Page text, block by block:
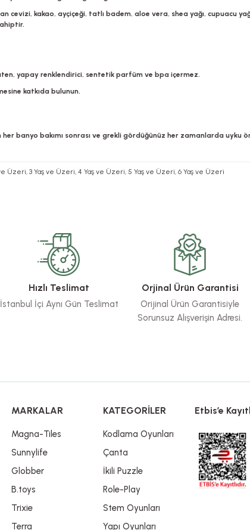
cevizi, kakao, ayçiçeği, tatlı badem, aloe vera, shea yağı, cupuacu
yapay renklendirici, sentetik parfüm ve bpa içermez.
katkıda bulunun.
her banyo bakımı sonrası ve grekli gördüğünüz her zamanlarda
ve Üzeri, 3 Yaş ve Üzeri, 4 Yaş ve Üzeri, 5 Yaş ve Üzeri, 6 Yaş ve Üzeri
Hızlı Teslimat
İstanbul İçi Aynı Gün Teslimat
Orjinal Ürün Garantisi
Orijinal Ürün Garantisiyle
Sorunsuz Alışverişin Adresi.
MARKALAR
Magna-Tiles
Sunnylife
Globber
B.toys
Trixie
Terra
KATEGORİLER
Kodlama Oyunları
Çanta
İkili Puzzle
Role-Play
Stem Oyunları
Yapı Oyunları
Etbis’e